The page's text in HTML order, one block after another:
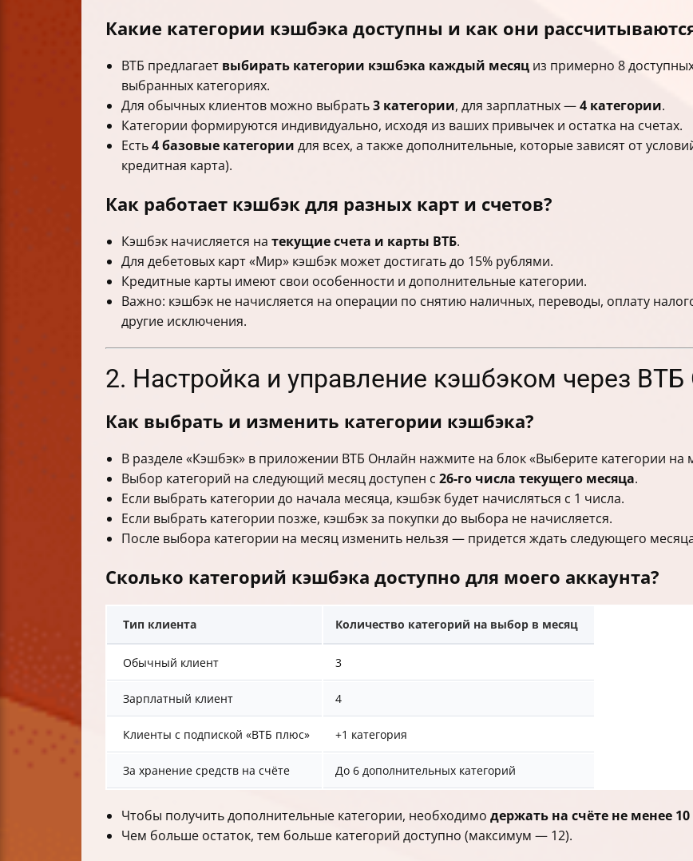
Какие категории кэшбэка доступны и как они
ВТБ предлагает выбирать категории кэшбэка каждый месяц из примерно 8
выбранных категориях.
Для обычных клиентов можно выбрать3 категории, для зарплатных —4 категории.
Категории формируются индивидуально, исходя из ваших привычек и остатка на счетах.
Есть4 базовые категории для всех, а также дополнительные, которые зависят от
кредитная карта).
Как работает кэшбэк для разных карт и счетов?
Кэшбэк начисляется на текущие счета и карты ВТБ.
Для дебетовых карт «Мир» кэшбэк может достигать до 15% рублями.
Кредитные карты имеют свои особенности и дополнительные категории.
Важно: кэшбэк не начисляется на операции по снятию наличных, переводы, оплату
другие исключения.
2. Настройка и управление кэшбэком через
Как выбрать и изменить категории кэшбэка?
В разделе «Кэшбэк» в приложении ВТБ Онлайн нажмите на блок «Выберите категории на
Выбор категорий на следующий месяц доступен с 26-го числа текущего месяца.
Если выбрать категории до начала месяца, кэшбэк будет начисляться с 1 числа.
Если выбрать категории позже, кэшбэк за покупки до выбора не начисляется.
После выбора категории на месяц изменить нельзя — придется ждать следующего
Сколько категорий кэшбэка доступно для моего аккаунта?
Тип клиента Количество категорий на выбор в месяц
Обычный клиент 3
Зарплатный клиент 4
Клиенты с подпиской «ВТБ плюс» +1 категория
За хранение средств на счёте До 6 дополнительных категорий
Чтобы получить дополнительные категории, необходимо держать на счёте не менее 10
Чем больше остаток, тем больше категорий доступно (максимум — 12).